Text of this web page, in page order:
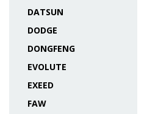
DATSUN
DODGE
DONGFENG
EVOLUTE
EXEED
FAW